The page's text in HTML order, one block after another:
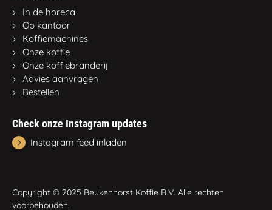
In de horeca
Op kantoor
Koffiemachines
Onze koffie
Onze koffiebranderij
Advies aanvragen
Bestellen
Check onze Instagram updates
Instagram feed inladen
Copyright © 2025 Beukenhorst Koffie B.V. Alle rechten
voorbehouden.